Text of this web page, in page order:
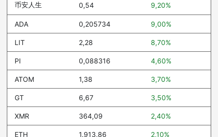
USDGO 1,00 0%
Worldcoin 0,304191 -4.4%
Ethereum Classic 6,45 0.1%
Spiko Amundi Overnight
Swap Fund (EUR)
0,088316
Blockchain Capital
Spiko EU T-Bills Money
币安人生 0,54 9,20%
ADA 0,205734 9,00%
LIT 2,28 8,70%
PI 0,088316 4,60%
ATOM 1,38 3,70%
GT 6,67 3,50%
XMR 364,09 2,40%
ETH 1.913,86 2,10%